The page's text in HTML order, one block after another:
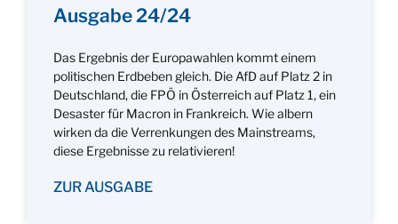
Ausgabe 24/24
Das Ergebnis der Europawahlen kommt einem
politischen Erdbeben gleich. Die AfD auf Platz 2 in
Deutschland, die FPÖ in Österreich auf Platz 1, ein
Desaster für Macron in Frankreich. Wie albern
wirken da die Verrenkungen des Mainstreams,
diese Ergebnisse zu relativieren!
ZUR AUSGABE